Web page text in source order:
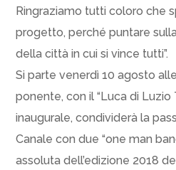
Ringraziamo tutti coloro che
progetto, perché puntare
della città in cui si vince tutti”.
Si parte venerdì 10 agosto
ponente, con il “Luca di Luzio
inaugurale, condividerà la
Canale con due “one man
assoluta dell’edizione 2018